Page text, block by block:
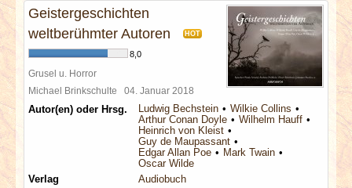
Geistergeschichten
weltberühmter Autoren
HOT
8,0
Grusel u. Horror
Michael Brinkschulte 04. Januar 2018
Autor(en) oder Hrsg. Ludwig Bechstein
Wilkie Collins
Arthur Conan Doyle
Wilhelm Hauff
Heinrich von Kleist
Guy de Maupassant
Edgar Allan Poe
Mark Twain
Oscar Wilde
Verlag
Audiobuch